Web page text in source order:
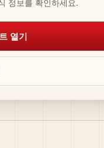
정보를 확인하세요.
열기